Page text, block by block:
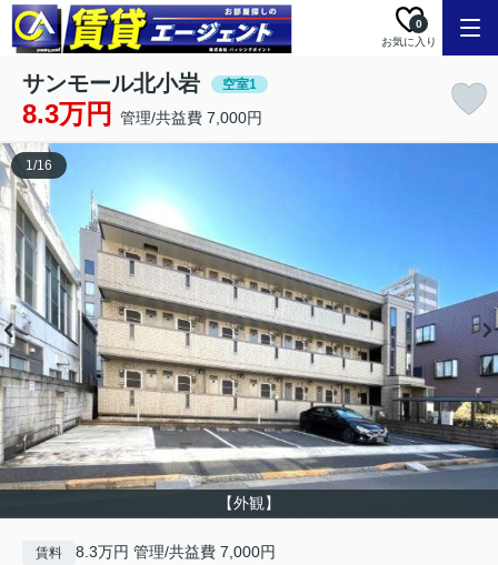
お気に入り
0
サンモール北小岩 空室1
8.3万円 管理/共益費 7,000円
【外観】
1/16
賃料 8.3万円 管理/共益費 7,000円